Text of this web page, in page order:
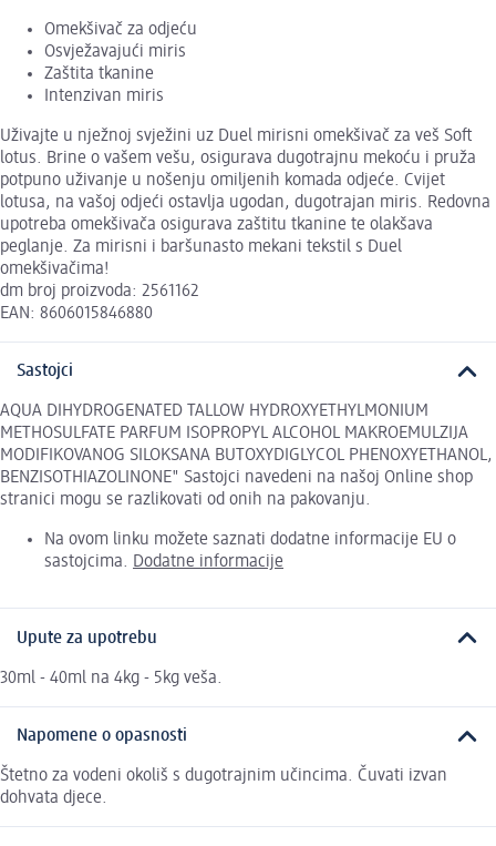
Omekšivač za odjeću
Osvježavajući miris
Zaštita tkanine
Intenzivan miris
Uživajte u nježnoj svježini uz Duel mirisni omekšivač za veš Soft
lotus. Brine o vašem vešu, osigurava dugotrajnu mekoću i pruža
potpuno uživanje u nošenju omiljenih komada odjeće. Cvijet
lotusa, na vašoj odjeći ostavlja ugodan, dugotrajan miris. Redovna
upotreba omekšivača osigurava zaštitu tkanine te olakšava
peglanje. Za mirisni i baršunasto mekani tekstil s Duel
omekšivačima!
dm broj proizvoda: 2561162
EAN: 8606015846880
Sastojci
AQUA DIHYDROGENATED TALLOW HYDROXYETHYLMONIUM
METHOSULFATE PARFUM ISOPROPYL ALCOHOL MAKROEMULZIJA
MODIFIKOVANOG SILOKSANA BUTOXYDIGLYCOL PHENOXYETHANOL,
BENZISOTHIAZOLINONE" Sastojci navedeni na našoj Online shop
stranici mogu se razlikovati od onih na pakovanju.
Na ovom linku možete saznati dodatne informacije EU o
sastojcima. Dodatne informacije
Upute za upotrebu
30ml - 40ml na 4kg - 5kg veša.
Napomene o opasnosti
Štetno za vodeni okoliš s dugotrajnim učincima. Čuvati izvan
dohvata djece.